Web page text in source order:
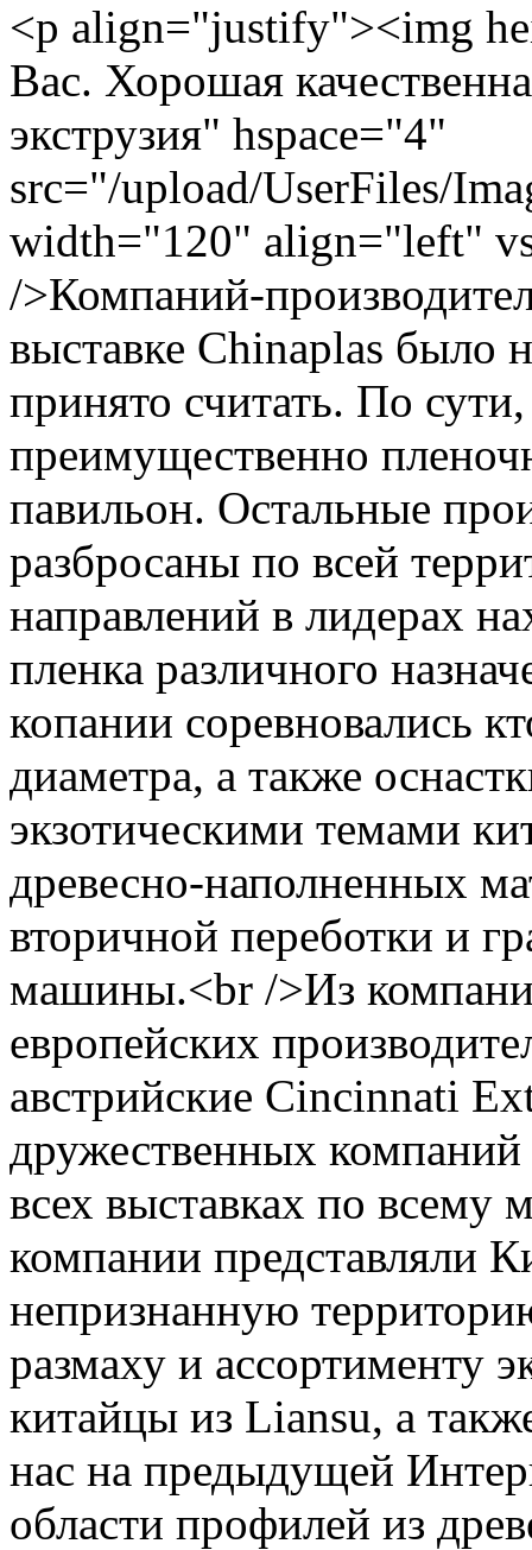
<p align="justify"><img
Вас. Хорошая
экструзия" hspace="4"
src="/upload/UserFiles/
width="120" align="left"
/>Компаний-
выставке Chinaplas было
принято считать. По
преимущественно
павильон. Остальные
разбросаны по всей
направлений в лидерах
пленка различного
копании соревновались
диаметра, а также
экзотическими темами
древесно-наполненных
вторичной переботки и
машины.<br />Из
европейских
австрийские Cincinnati
дружественных
всех выставках по всему
компании представляли
непризнанную
размаху и ассортименту
китайцы из Liansu, а
нас на предыдущей
области профилей из